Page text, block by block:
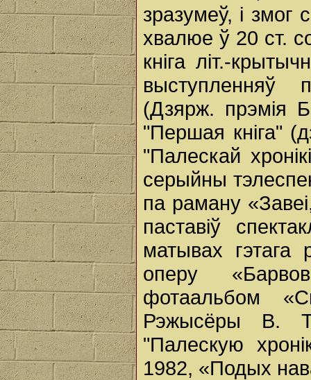
зразумеў, і
хвалюе ў 20 ст.
кніга літ.-
выступленняў
(Дзярж. прэмія
"Першая кніга"
"Палескай
серыйны
па раману
паставіў
матывах
оперу
фотаальбом
Рэжысёры В.
"Палескую
1982, «Подых